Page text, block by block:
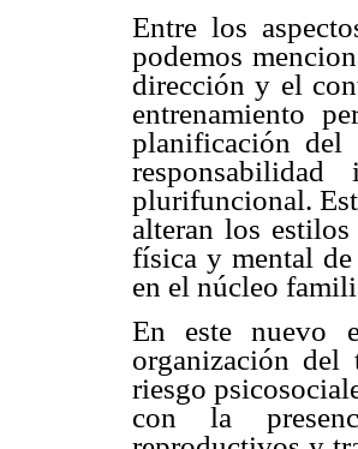
Entre los
podemos
dirección y el
entrenamiento
planificación del
plurifuncional.
alteran los
física y mental de
en el núcleo
En este nuevo
organización del
riesgo
con la